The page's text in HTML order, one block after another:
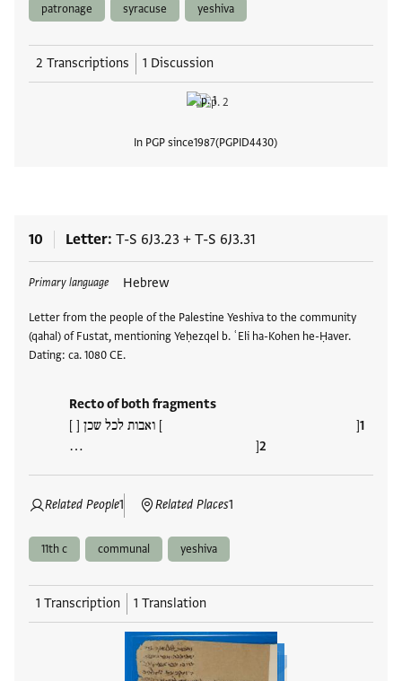
patronage syracuse yeshiva
2 Transcriptions 1 Discussion
In PGP since1987 PGPID4430
10 Letter T-S 6J3.23 + T-S 6J3.31
Primary language Hebrew
Letter from the people of the Palestine Yeshiva to the community
(qahal) of Fustat, mentioning Yeḥezqel b. ʿEli ha-Kohen he-Ḥaver.
Dating: ca. 1080 CE.
Recto of both fragments
[ ] ואבות לכל שכן [ ]
[ …
Related People1 Related Places1
Tags
11th c communal yeshiva
1 Transcription 1 Translation